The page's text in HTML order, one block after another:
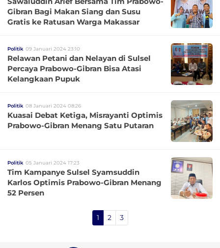
Gibran Bagi Makan Siang dan Susu
Gratis ke Ratusan Warga Makassar
Politik 09 Januari 2024 23:10
Relawan Petani dan Nelayan di Sulsel
Percaya Prabowo-Gibran Bisa Atasi
Kelangkaan Pupuk
Politik 08 Januari 2024 08:26
Kuasai Debat Ketiga, Misrayanti Optimis
Prabowo-Gibran Menang Satu Putaran
Politik 05 Januari 2024 17:23
Tim Kampanye Sulsel Syamsuddin
Karlos Optimis Prabowo-Gibran Menang
52 Persen
1 2 3